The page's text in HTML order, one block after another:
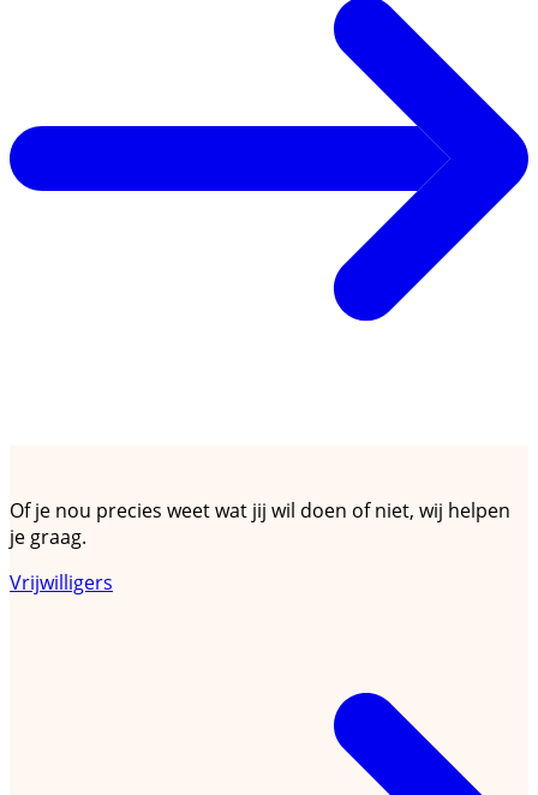
Of je nou precies weet wat jij wil doen of niet, wij helpen
je graag.
Vrijwilligers